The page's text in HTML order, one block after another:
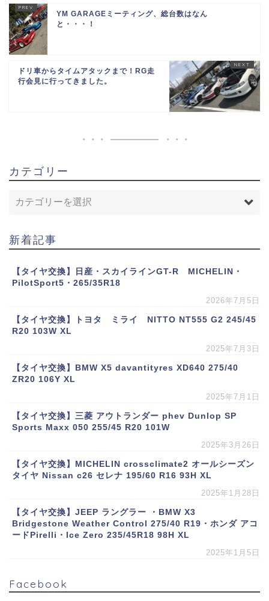
YM GARAGEミーティング、総台数はなん
と・・・！
ドリ車からタイムアタックまで！RG走
行会見に行ってきました。
カテゴリー
新着記事
【タイヤ交換】日産・スカイラインGT-R MICHELIN・
PilotSport5・265/35R18
2026年7月5日
【タイヤ交換】トヨタ ミライ NITTO NT555 G2 245/45
R20 103W XL
2025年7月3日
【タイヤ交換】BMW X5 davantityres XD640 275/40
ZR20 106Y XL
2025年7月1日
【タイヤ交換】三菱 アウトランダー phev Dunlop SP
Sports Maxx 050 255/45 R20 101W
2025年3月26日
【タイヤ交換】MICHELIN crossclimate2 オールシーズン
タイヤ Nissan c26 セレナ 195/60 R16 93H XL
2025年1月28日
【タイヤ交換】JEEP ラングラー ・BMW X3
Bridgestone Weather Control 275/40 R19・ホンダ アコ
ードPirelli・Ice Zero 235/45R18 98H XL
2025年1月5日
Facebook